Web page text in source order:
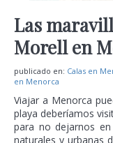
Las
Morell en
publicado en: Calas en
en Menorca
Viajar a Menorca
playa deberíamos
para no dejarnos
naturales y urbanas